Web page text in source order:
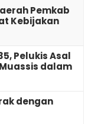
Pemkab
Kebijakan
Pelukis Asal
dalam
dengan